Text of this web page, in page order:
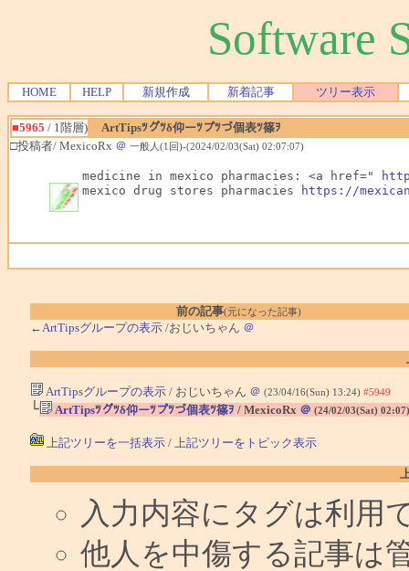
Software
HOME HELP 新規作成 新着記事 ツリー表示
■5965 / 1階層)
ArtTipsﾂグﾂδ仰ーﾂプﾂづ個表ﾂ篠ｦ
□投稿者/ MexicoRx ＠ 一般人(1回)-(2024/02/03(Sat) 02:07:07)
medicine in mexico pharmacies: <a href="
mexico drug stores pharmacies
https://
前の記事(元になった記事)
←ArtTipsグループの表示/おじいちゃん ＠
ArtTipsグループの表示/ おじいちゃん ＠ (23/04/16(Sun) 13:24) #5949
└ ArtTipsﾂグﾂδ仰ーﾂプﾂづ個表ﾂ篠ｦ / MexicoRx ＠ (24/02/03(Sat)
上記ツリーを一括表示/ 上記ツリーをトピック表示
入力内容にタグは利用
他人を中傷する記事は